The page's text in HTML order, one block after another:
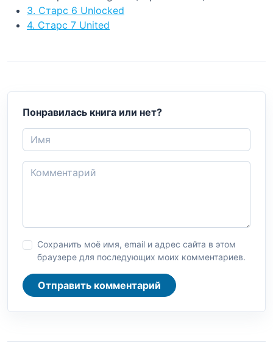
3. Старс 6 Unlocked
4. Старс 7 United
Понравилась книга или нет?
Сохранить моё имя, email и адрес сайта в этом
браузере для последующих моих комментариев.
Отправить комментарий